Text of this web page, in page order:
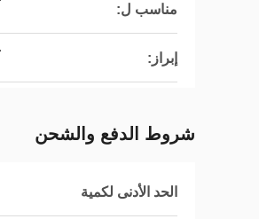
مناسب ل:
إبراز:
شروط الدفع والشحن
الحد الأدنى لكمية